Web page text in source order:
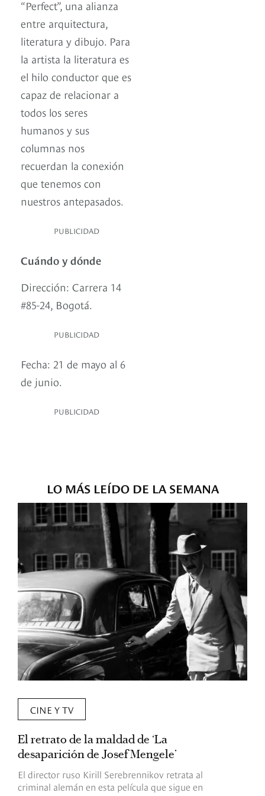
“Perfect”, una alianza
entre arquitectura,
literatura y dibujo. Para
la artista la literatura es
el hilo conductor que es
capaz de relacionar a
todos los seres
humanos y sus
columnas nos
recuerdan la conexión
que tenemos con
nuestros antepasados.
PUBLICIDAD
Cuándo y dónde
Dirección: Carrera 14
#85-24, Bogotá.
PUBLICIDAD
Fecha: 21 de mayo al 6
de junio.
PUBLICIDAD
LO MÁS LEÍDO DE LA SEMANA
CINE Y TV
El retrato de la maldad de ‘La
desaparición de Josef Mengele’
El director ruso Kirill Serebrennikov retrata al
criminal alemán en esta película que sigue en